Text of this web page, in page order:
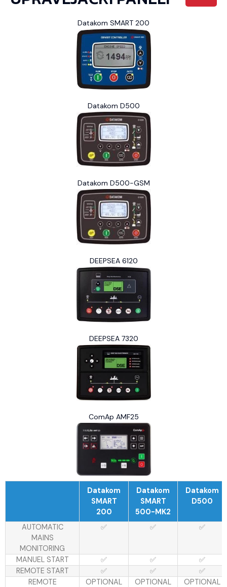
Datakom SMART 200
Datakom D500
Datakom D500-GSM
DEEPSEA 6120
DEEPSEA 7320
ComAp AMF25
Datakom
SMART
200
Datakom
SMART
500-MK2
Datakom
D500
AUTOMATIC
MAINS
MONITORING
✅ ✅ ✅
MANUEL START ✅ ✅
✅
REMOTE START
✅ ✅
✅
REMOTE
OPTIONAL OPTIONAL OPTIONAL